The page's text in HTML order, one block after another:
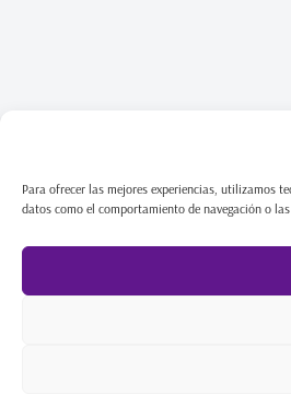
Para ofrecer las mejores experiencias, utilizamos
datos como el comportamiento de navegación o